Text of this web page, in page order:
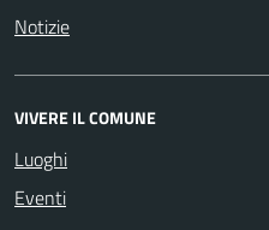
Notizie
VIVERE IL COMUNE
Luoghi
Eventi